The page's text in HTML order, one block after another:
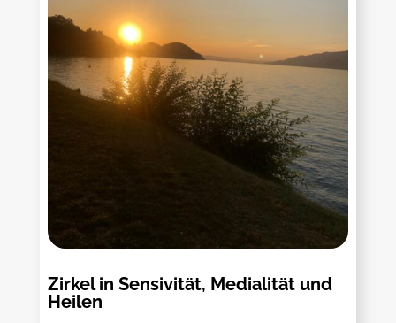
Zirkel in Sensivität, Medialität und
Heilen